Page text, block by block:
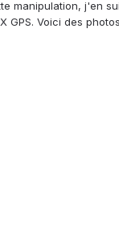
manipulation, j'en
GPS. Voici des